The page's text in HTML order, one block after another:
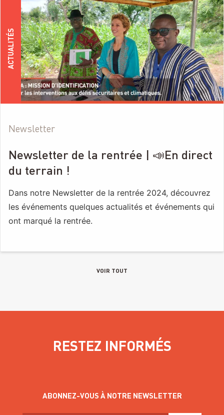
ACTUALITÉS
Newsletter
Newsletter de la rentrée | 📣En direct
du terrain !
Dans notre Newsletter de la rentrée 2024, découvrez
les événements quelques actualités et événements qui
ont marqué la rentrée.
VOIR TOUT
RESTEZ INFORMÉS
ABONNEZ-VOUS À NOTRE NEWSLETTER